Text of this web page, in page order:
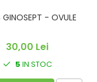
GINOSEPT - OVULE
30,00 Lei
5 IN STOC